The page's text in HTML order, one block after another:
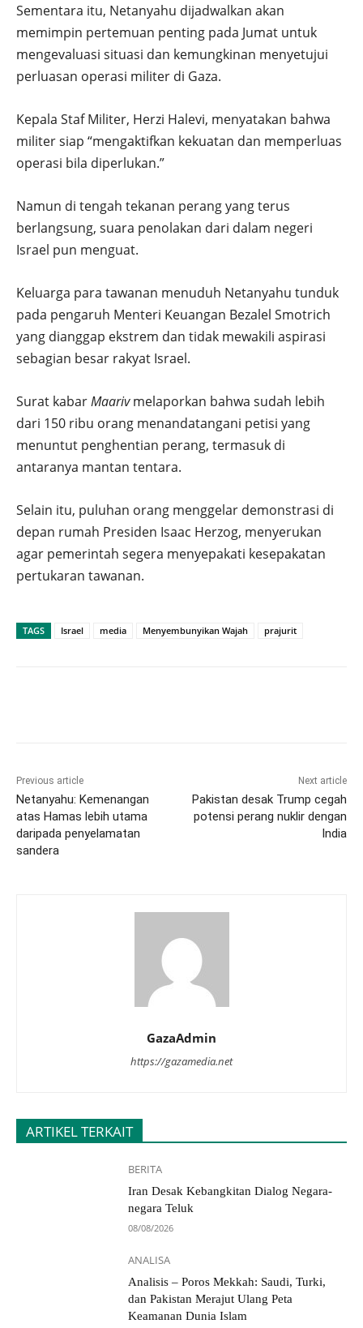
Sementara itu, Netanyahu dijadwalkan akan
memimpin pertemuan penting pada Jumat untuk
mengevaluasi situasi dan kemungkinan menyetujui
perluasan operasi militer di Gaza.
Kepala Staf Militer, Herzi Halevi, menyatakan bahwa
militer siap “mengaktifkan kekuatan dan memperluas
operasi bila diperlukan.”
Namun di tengah tekanan perang yang terus
berlangsung, suara penolakan dari dalam negeri
Israel pun menguat.
Keluarga para tawanan menuduh Netanyahu tunduk
pada pengaruh Menteri Keuangan Bezalel Smotrich
yang dianggap ekstrem dan tidak mewakili aspirasi
sebagian besar rakyat Israel.
Surat kabarMaarivmelaporkan bahwa sudah lebih
dari 150 ribu orang menandatangani petisi yang
menuntut penghentian perang, termasuk di
antaranya mantan tentara.
Selain itu, puluhan orang menggelar demonstrasi di
depan rumah Presiden Isaac Herzog, menyerukan
agar pemerintah segera menyepakati kesepakatan
pertukaran tawanan.
TAGS Israel media Menyembunyikan Wajah prajurit
Previous article
Netanyahu: Kemenangan
atas Hamas lebih utama
daripada penyelamatan
sandera
Next article
Pakistan desak Trump cegah
potensi perang nuklir dengan
India
GazaAdmin
https://gazamedia.net
ARTIKEL TERKAIT
BERITA
Iran Desak Kebangkitan Dialog Negara-
negara Teluk
08/08/2026
ANALISA
Analisis – Poros Mekkah: Saudi, Turki,
dan Pakistan Merajut Ulang Peta
Keamanan Dunia Islam